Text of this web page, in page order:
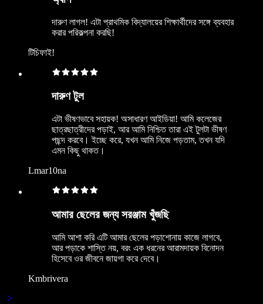
দারুণ লাগল! এটা প্রাথমিক বিদ্যালয়ের শিক্ষার্থীদের সঙ্গে ব্যবহার
করার পরিকল্পনা করছি!
টিচিফাই!
দারুণ টুল
এটা ভীষণভাবে সহায়ক! অসাধারণ আইডিয়া! আমি কলেজের
ছাত্রছাত্রীদের পড়াই, আর আমি নিশ্চিত তারা এই টুলটা ভীষণ
পছন্দ করবে। ইচ্ছে করে, যখন আমি নিজে পড়তাম, তখন যদি
এমন কিছু থাকত।
Lmar10na
আমার ছেলের জন্য সরঞ্জাম খুঁজছি
আমি আশা করি এটি আমার ছেলের পড়াশোনায় কাজে লাগবে,
আর পড়াকে শাস্তি নয়, বরং এক ধরনের আরামদায়ক বিনোদন
হিসেবে ওর জীবনে জায়গা করে দেবে।
Kmbrivera